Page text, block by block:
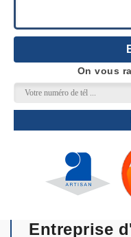
On vous
Entreprise